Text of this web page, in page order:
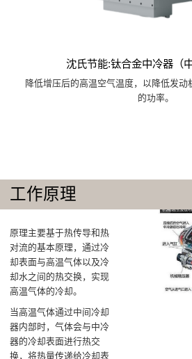
沈氏节能:钛合金中冷器（
降低增压后的高温空气温度，以降低发动
的功率。
工作原理
原理主要基于热传导和热
对流的基本原理，通过冷
却表面与高温气体以及冷
却水之间的热交换，实现
高温气体的冷却‌。
当高温气体通过中间冷却
器内部时，气体会与中冷
器的冷却表面进行热交
换，将热量传递给冷却表